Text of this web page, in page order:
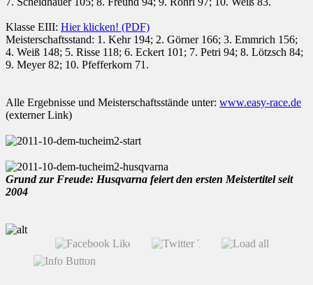
Klasse EIII: Hier klicken! (PDF)
Meisterschaftsstand: 1. Kehr 194; 2. Görner 166; 3. Emmrich 156;
4. Weiß 148; 5. Risse 118; 6. Eckert 101; 7. Petri 94; 8. Lötzsch 84;
9. Meyer 82; 10. Pfefferkorn 71.
Alle Ergebnisse und Meisterschaftsstände unter: www.easy-race.de
(externer Link)
Grund zur Freude: Husqvarna feiert den ersten Meistertitel seit
2004